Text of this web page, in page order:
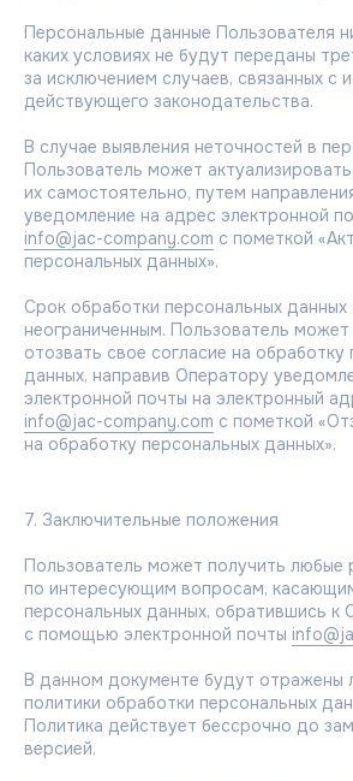
Персональные данные Пользователя
каких условиях не будут переданы
за исключением случаев, связанных с
действующего законодательства.
В случае выявления неточностей в
Пользователь может актуализировать
их самостоятельно, путем
уведомление на адрес электронной
info@jac-company.com с пометкой
персональных данных».
Срок обработки персональных данных
неограниченным. Пользователь
отозвать свое согласие на обработку
данных, направив Оператору
электронной почты на электронный
info@jac-company.com с пометкой
на обработку персональных данных».
7. Заключительные положения
Пользователь может получить любые
по интересующим вопросам,
персональных данных, обратившись к
с помощью электронной почты
В данном документе будут отражены
политики обработки персональных
Политика действует бессрочно до
версией.
О компании
Новости
Каталог
Мультисплит-системы
Тепловые насосы
Мультизональные системы
Промышленные системы
Полупромышленные системы
Бренды
THAICON
MITSUBISHI HEAVY INDUSTRIES
Сотрудничество